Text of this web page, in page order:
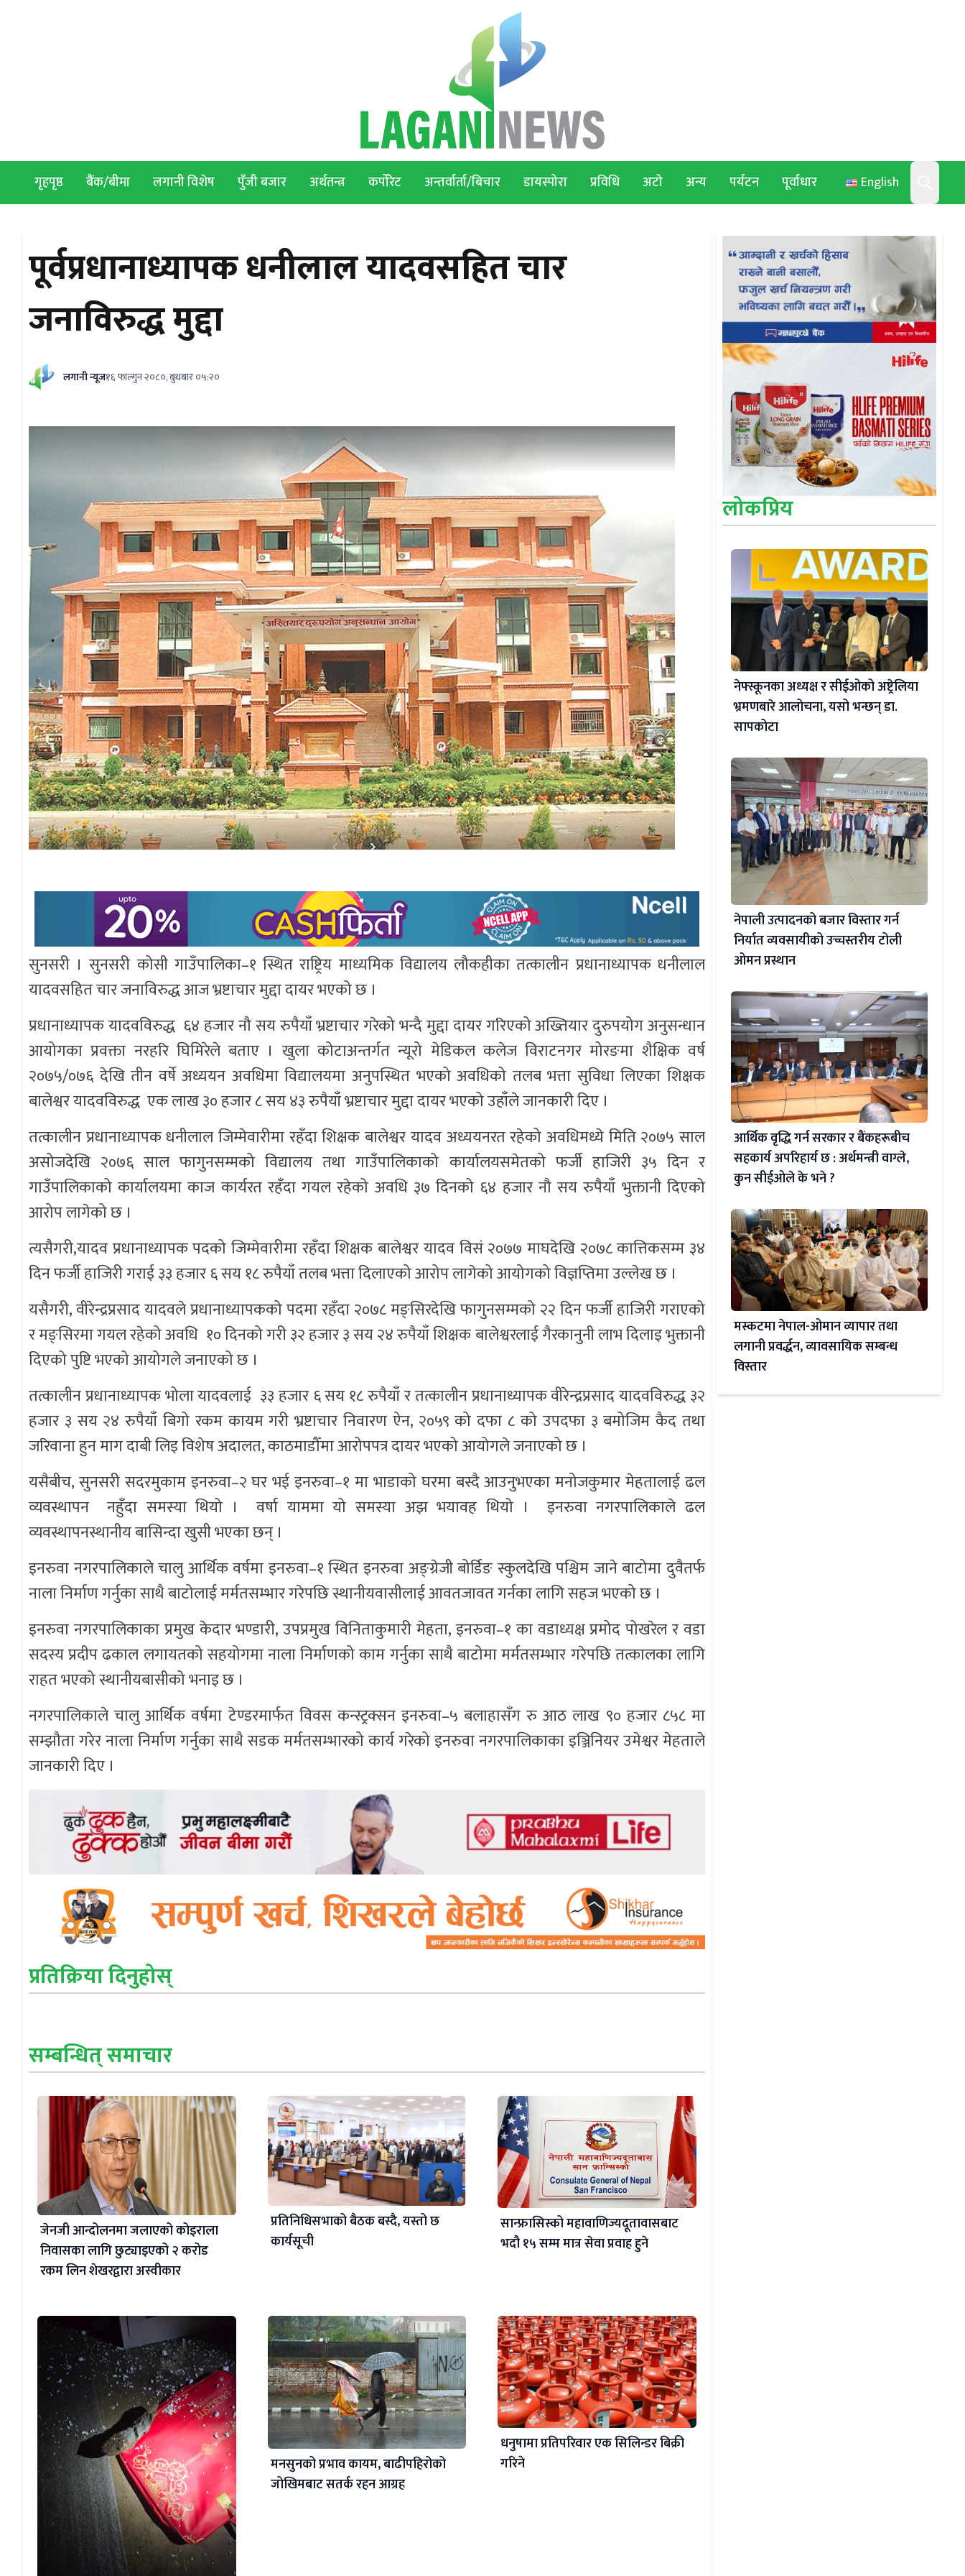
English
Search
गृहपृष्ठ बैंक/बीमा लगानी विशेष पुँजी बजार अर्थतन्त्र कर्पोरेट अन्तर्वार्ता/बिचार डायस्पोरा प्रविधि अटो अन्य पर्यटन पूर्वाधार
पूर्वप्रधानाध्यापक धनीलाल यादवसहित चार
जनाविरुद्ध मुद्दा
लगानी न्यूज१६ फाल्गुन २०८०, बुधबार ०५:२०
सुनसरी । सुनसरी कोसी गाउँपालिका–१ स्थित राष्ट्रिय माध्यमिक विद्यालय लौकहीका तत्कालीन प्रधानाध्यापक धनीलाल
यादवसहित चार जनाविरुद्ध आज भ्रष्टाचार मुद्दा दायर भएको छ ।
प्रधानाध्यापक यादवविरुद्ध ६४ हजार नौ सय रुपैयाँ भ्रष्टाचार गरेको भन्दै मुद्दा दायर गरिएको अख्तियार दुरुपयोग अनुसन्धान
आयोगका प्रवक्ता नरहरि घिमिरेले बताए । खुला कोटाअन्तर्गत न्यूरो मेडिकल कलेज विराटनगर मोरङमा शैक्षिक वर्ष
२०७५/०७६ देखि तीन वर्षे अध्ययन अवधिमा विद्यालयमा अनुपस्थित भएको अवधिको तलब भत्ता सुविधा लिएका शिक्षक
बालेश्वर यादवविरुद्ध एक लाख ३० हजार ८ सय ४३ रुपैयाँ भ्रष्टाचार मुद्दा दायर भएको उहाँले जानकारी दिए ।
तत्कालीन प्रधानाध्यापक धनीलाल जिम्मेवारीमा रहँदा शिक्षक बालेश्वर यादव अध्ययनरत रहेको अवधिमध्ये मिति २०७५ साल
असोजदेखि २०७६ साल फागुनसम्मको विद्यालय तथा गाउँपालिकाको कार्यालयसमेतको फर्जी हाजिरी ३५ दिन र
गाउँपालिकाको कार्यालयमा काज कार्यरत रहँदा गयल रहेको अवधि ३७ दिनको ६४ हजार नौ सय रुपैयाँ भुक्तानी दिएको
आरोप लागेको छ ।
त्यसैगरी,यादव प्रधानाध्यापक पदको जिम्मेवारीमा रहँदा शिक्षक बालेश्वर यादव विसं २०७७ माघदेखि २०७८ कात्तिकसम्म ३४
दिन फर्जी हाजिरी गराई ३३ हजार ६ सय १८ रुपैयाँ तलब भत्ता दिलाएको आरोप लागेको आयोगको विज्ञप्तिमा उल्लेख छ ।
यसैगरी, वीरेन्द्रप्रसाद यादवले प्रधानाध्यापकको पदमा रहँदा २०७८ मङ्सिरदेखि फागुनसम्मको २२ दिन फर्जी हाजिरी गराएको
र मङ्सिरमा गयल रहेको अवधि १० दिनको गरी ३२ हजार ३ सय २४ रुपैयाँ शिक्षक बालेश्वरलाई गैरकानुनी लाभ दिलाइ भुक्तानी
दिएको पुष्टि भएको आयोगले जनाएको छ ।
तत्कालीन प्रधानाध्यापक भोला यादवलाई ३३ हजार ६ सय १८ रुपैयाँ र तत्कालीन प्रधानाध्यापक वीरेन्द्रप्रसाद यादवविरुद्ध ३२
हजार ३ सय २४ रुपैयाँ बिगो रकम कायम गरी भ्रष्टाचार निवारण ऐन, २०५९ को दफा ८ को उपदफा ३ बमोजिम कैद तथा
जरिवाना हुन माग दाबी लिइ विशेष अदालत, काठमाडौँमा आरोपपत्र दायर भएको आयोगले जनाएको छ ।
यसैबीच, सुनसरी सदरमुकाम इनरुवा–२ घर भई इनरुवा–१ मा भाडाको घरमा बस्दै आउनुभएका मनोजकुमार मेहतालाई ढल
व्यवस्थापन नहुँदा समस्या थियो । वर्षा याममा यो समस्या अझ भयावह थियो । इनरुवा नगरपालिकाले ढल
व्यवस्थापनस्थानीय बासिन्दा खुसी भएका छन् ।
इनरुवा नगरपालिकाले चालु आर्थिक वर्षमा इनरुवा–१ स्थित इनरुवा अङ्ग्रेजी बोर्डिङ स्कुलदेखि पश्चिम जाने बाटोमा दुवैतर्फ
नाला निर्माण गर्नुका साथै बाटोलाई मर्मतसम्भार गरेपछि स्थानीयवासीलाई आवतजावत गर्नका लागि सहज भएको छ ।
इनरुवा नगरपालिकाका प्रमुख केदार भण्डारी, उपप्रमुख विनिताकुमारी मेहता, इनरुवा–१ का वडाध्यक्ष प्रमोद पोखरेल र वडा
सदस्य प्रदीप ढकाल लगायतको सहयोगमा नाला निर्माणको काम गर्नुका साथै बाटोमा मर्मतसम्भार गरेपछि तत्कालका लागि
राहत भएको स्थानीयबासीको भनाइ छ ।
नगरपालिकाले चालु आर्थिक वर्षमा टेण्डरमार्फत विवस कन्स्ट्रक्सन इनरुवा–५ बलाहासँग रु आठ लाख ९० हजार ८५८ मा
सम्झौता गरेर नाला निर्माण गर्नुका साथै सडक मर्मतसम्भारको कार्य गरेको इनरुवा नगरपालिकाका इञ्जिनियर उमेश्वर मेहताले
जानकारी दिए ।
प्रतिक्रिया दिनुहोस्
सम्बन्धित् समाचार
जेनजी आन्दोलनमा जलाएको कोइराला
निवासका लागि छुट्याइएको २ करोड
रकम लिन शेखरद्वारा अस्वीकार
प्रतिनिधिसभाको बैठक बस्दै, यस्तो छ
कार्यसूची
सान्फ्रासिस्को महावाणिज्यदूतावासबाट
भदौ १५ सम्म मात्र सेवा प्रवाह हुने
मनसुनको प्रभाव कायम, बाढीपहिरोको
जोखिमबाट सतर्क रहन आग्रह
धनुषामा प्रतिपरिवार एक सिलिन्डर बिक्री
गरिने
लोकप्रिय
नेफ्स्कूनका अध्यक्ष र सीईओको अष्ट्रेलिया
भ्रमणबारे आलोचना, यसो भन्छन् डा‍.
सापकोटा
नेपाली उत्पादनको बजार विस्तार गर्न
निर्यात व्यवसायीको उच्चस्तरीय टोली
ओमन प्रस्थान
आर्थिक वृद्धि गर्न सरकार र बैंकहरूबीच
सहकार्य अपरिहार्य छ : अर्थमन्त्री वाग्ले,
कुन सीईओले के भने ?
मस्कटमा नेपाल-ओमान व्यापार तथा
लगानी प्रवर्द्धन, व्यावसायिक सम्बन्ध
विस्तार